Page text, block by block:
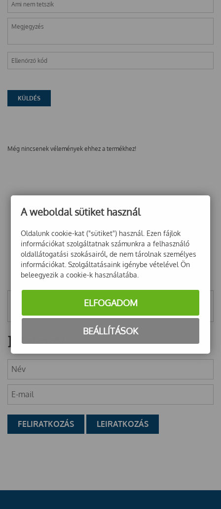
Még nincsenek vélemények ehhez a termékhez!
Mentett szűrők
Hírlevél
A weboldal sütiket használ
Oldalunk cookie-kat ("sütiket") használ. Ezen fájlok
információkat szolgáltatnak számunkra a felhasználó
oldallátogatási szokásairól, de nem tárolnak személyes
információkat. Szolgáltatásaink igénybe vételével Ön
beleegyezik a cookie-k használatába.
ELFOGADOM
BEÁLLÍTÁSOK